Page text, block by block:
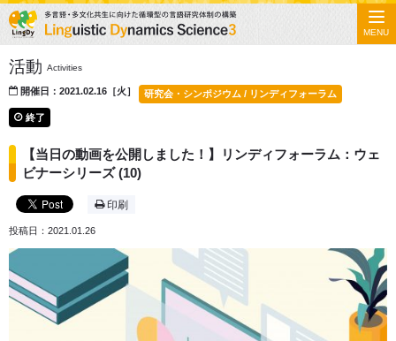
活動 Activities
開催日：2021.02.16［火］ 研究会・シンポジウム / リンディフォーラム
終了
【当日の動画を公開しました！】リンディフォーラム：ウェ
ビナーシリーズ (10)
印刷
投稿日：2021.01.26
MENU